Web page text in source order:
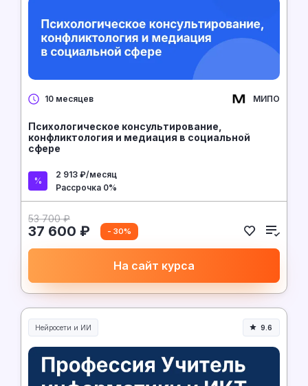
10 месяцев МИПО
Психологическое консультирование,
конфликтология и медиация в социальной
сфере
2 913 ₽/месяц
Рассрочка 0%
53 700 ₽
37 600 ₽ - 30%
На сайт курса
Нейросети и ИИ
Нейросети и искусственный интеллект
9.6